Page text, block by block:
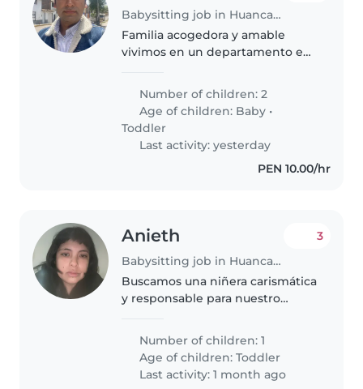
Babysitting job in Huancayo
Familia acogedora y amable
vivimos en un departamento en
pequeños muy lindos, un niño y
una niña. Necesitamos ayuda por
las tardes todo siempre con la..
Number of children: 2
Age of children: Baby •
Toddler
Last activity: yesterday
PEN 10.00/hr
Anieth
Babysitting job in Huancayo
3
Buscamos una niñera carismática
y responsable para nuestro
Necesitamos alguien cómodo
con tareas del hogar básicas.
Number of children: 1
Age of children:Toddler
Last activity: 1 month ago